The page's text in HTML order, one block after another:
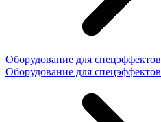
Оборудование для спецэффектов
Оборудование для спецэффектов